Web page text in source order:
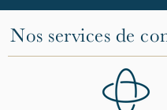
Nos services de